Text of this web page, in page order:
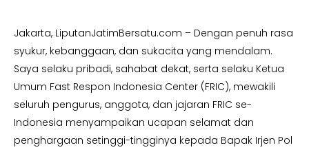
Jakarta, LiputanJatimBersatu.com – Dengan penuh rasa
syukur, kebanggaan, dan sukacita yang mendalam.
Saya selaku pribadi, sahabat dekat, serta selaku Ketua
Umum Fast Respon Indonesia Center (FRIC), mewakili
seluruh pengurus, anggota, dan jajaran FRIC se-
Indonesia menyampaikan ucapan selamat dan
penghargaan setinggi-tingginya kepada Bapak Irjen Pol